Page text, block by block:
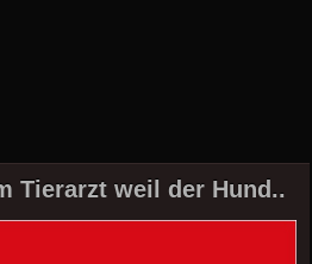
Tierarzt weil der Hund..